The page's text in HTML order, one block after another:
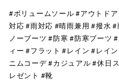
#ボリュームソール #アウトド
対応 #雨対応 #晴雨兼用 #撥水
ノーブーツ #防寒 #防寒ブーツ
ィー #フラット #レイン #レイ
ニムコーデ #カジュアル #休日
レゼント #靴